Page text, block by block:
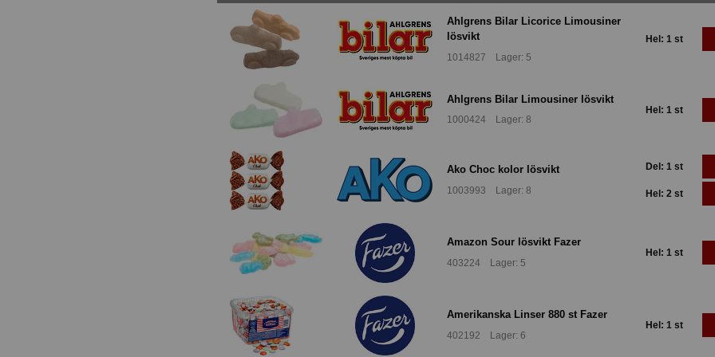
Ahlgrens Bilar Licorice Limousiner
lösvikt
1014827 Lager: 5
Hel: 1 st
Ahlgrens Bilar Limousiner lösvikt
1000424 Lager: 8
Hel: 1 st
Ako Choc kolor lösvikt
1003993 Lager: 8
Del: 1 st
Hel: 2 st
Amazon Sour lösvikt Fazer
403224 Lager: 5
Hel: 1 st
Amerikanska Linser 880 st Fazer
402192 Lager: 6
Hel: 1 st